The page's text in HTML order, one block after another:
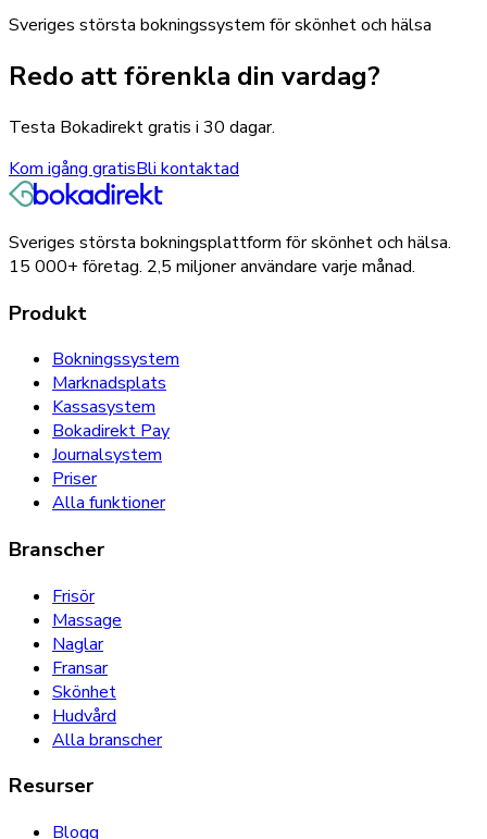
Sveriges största bokningssystem för skönhet och hälsa
Redo att förenkla din vardag?
Testa Bokadirekt gratis i 30 dagar.
Kom igång gratisBli kontaktad
Sveriges största bokningsplattform för skönhet och hälsa.
15 000+ företag. 2,5 miljoneranvändare varje månad.
Produkt
Bokningssystem
Marknadsplats
Kassasystem
Bokadirekt Pay
Journalsystem
Priser
Alla funktioner
Branscher
Frisör
Massage
Naglar
Fransar
Skönhet
Hudvård
Alla branscher
Resurser
Blogg